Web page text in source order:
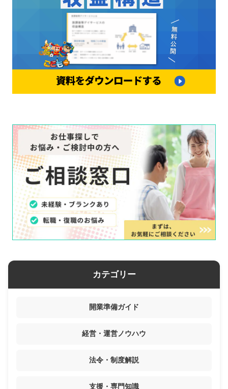
カテゴリー
開業準備ガイド
経営・運営ノウハウ
法令・制度解説
支援・専門知識